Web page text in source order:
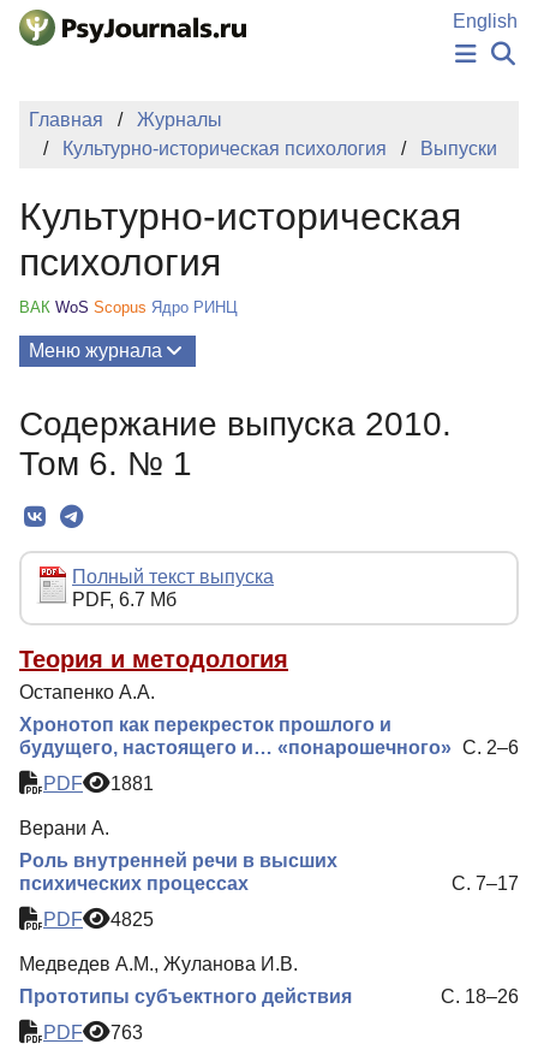
Перейти к основному содержанию
English
НОВОСТИ
БАЗА ЗНАНИЙ
КЛЮЧЕВЫЕ СЛОВА
Регистрация
Главная
Журналы
Культурно-историческая психология
Выпуски
Культурно-историческая
психология
ВАК WoS Scopus Ядро РИНЦ
Меню журнала
О Журнале
Редколлегия
Редакционная политика
Индексирование
Для авторов
Рубрики
Препринты
Подписка
Контакты
Содержание выпуска 2010.
Том 6. № 1
Полный текст выпуска
PDF, 6.7 Мб
Теория и методология
Остапенко А.А.
Хронотоп как перекресток прошлого и
будущего, настоящего и… «понарошечного» С. 2–6
PDF
1881
Верани А.
Роль внутренней речи в высших
психических процессах
С. 7–17
PDF
4825
Медведев А.М., Жуланова И.В.
Прототипы субъектного действия
С. 18–26
PDF
763